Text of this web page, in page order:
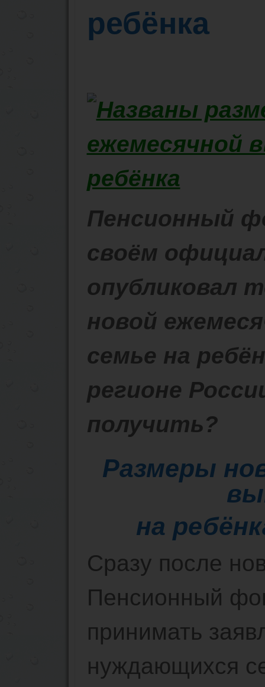
ребёнка
Пенсионный
своём
опубликовал
новой
семье на
регионе
получить?
Размеры
на
Сразу после
Пенсионный
принимать
нуждающихся